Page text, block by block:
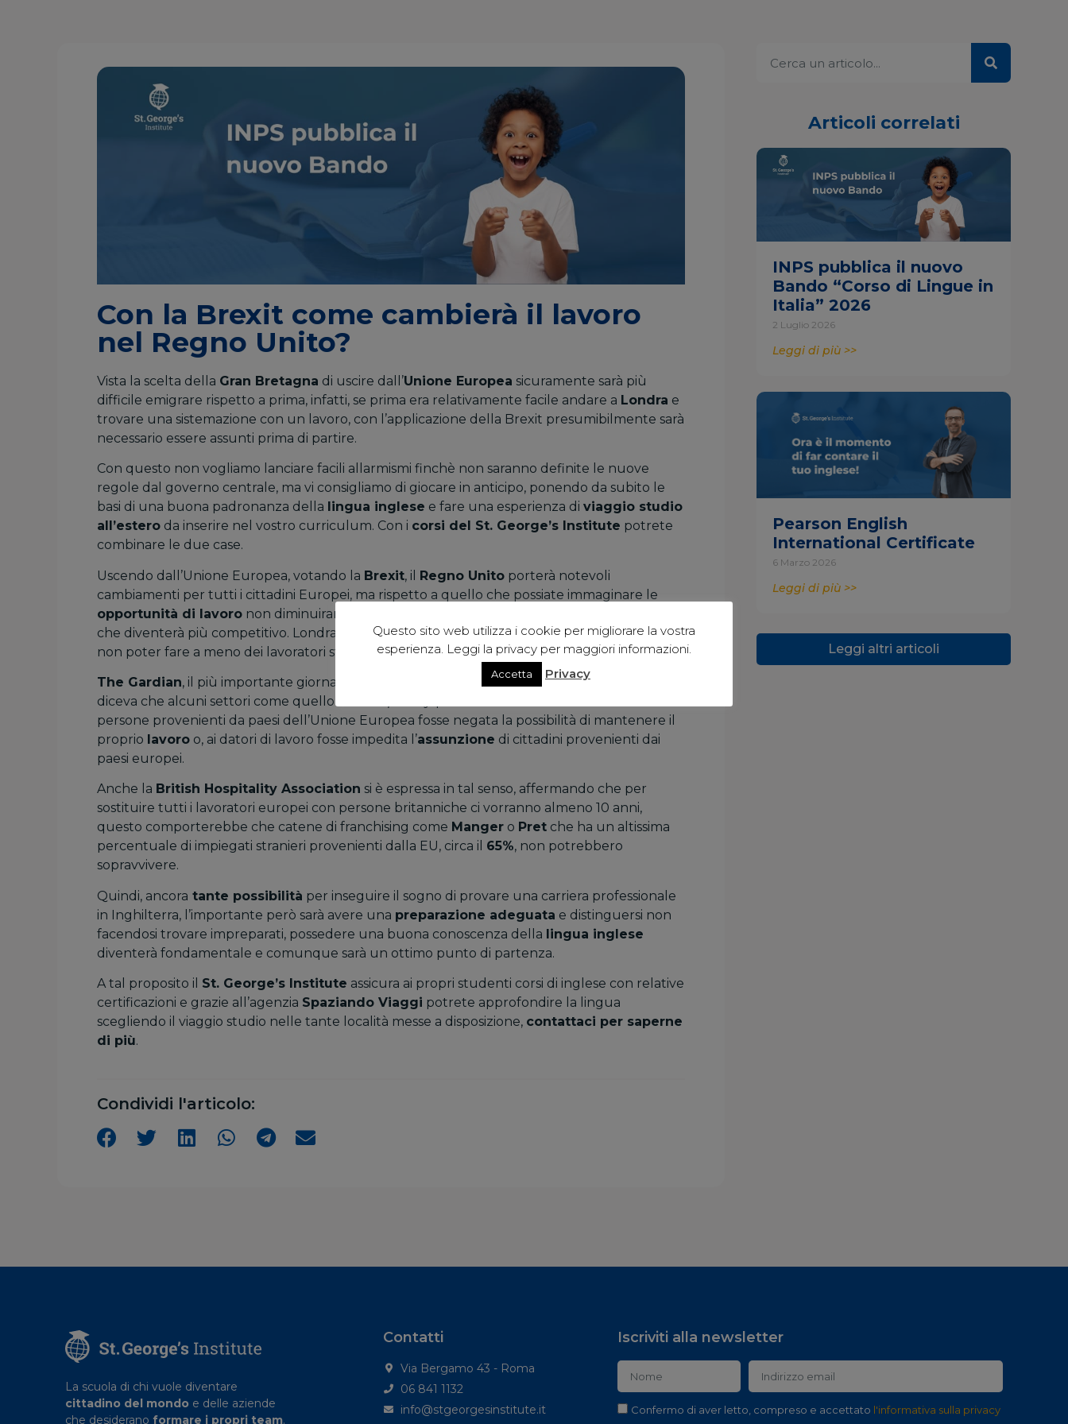
Con la Brexit come cambierà il lavoro
nel Regno Unito?
Vista la scelta della Gran Bretagna di uscire dall’Unione Europea sicuramente sarà più
difficile emigrare rispetto a prima, infatti, se prima era relativamente facile andare a Londra e
trovare una sistemazione con un lavoro, con l’applicazione della Brexit presumibilmente sarà
necessario essere assunti prima di partire.
Con questo non vogliamo lanciare facili allarmismi finchè non saranno definite le nuove
regole dal governo centrale, ma vi consigliamo di giocare in anticipo, ponendo da subito le
basi di una buona padronanza della lingua inglese e fare una esperienza di viaggio studio
all’estero da inserire nel vostro curriculum. Con i corsi del St. George’s Institute potrete
combinare le due case.
Uscendo dall’Unione Europea, votando la Brexit, il Regno Unito porterà notevoli
cambiamenti per tutti i cittadini Europei, ma rispetto a quello che possiate immaginare le
opportunità di lavoro non diminuiranno, ma si modificherà solamente il mercato del lavoro
che diventerà più competitivo. Londra, come tutte le città della Gran Bretagna continuerà a
non poter fare a meno dei lavoratori stranieri di qualsiasi professione.
The Gardian, il più importante giornale londinese, ha riportato di recente un articolo dove si
diceva che alcuni settori come quello dell’
persone provenienti da paesi dell’Unione Europea fosse negata la possibilità di mantenere il
proprio lavoro o, ai datori di lavoro fosse impedita l’assunzione di cittadini provenienti dai
paesi europei.
Anche la British Hospitality Association si è espressa in tal senso, affermando che per
sostituire tutti i lavoratori europei con persone britanniche ci vorranno almeno 10 anni,
questo comporterebbe che catene di franchising come Manger o Pret che ha un altissima
percentuale di impiegati stranieri provenienti dalla EU, circa il 65%, non potrebbero
sopravvivere.
Quindi, ancora tante possibilità per inseguire il sogno di provare una carriera professionale
in Inghilterra, l’importante però sarà avere una preparazione adeguata e distinguersi non
facendosi trovare impreparati, possedere una buona conoscenza della lingua inglese
diventerà fondamentale e comunque sarà un ottimo punto di partenza.
A tal proposito il St. George’s Institute assicura ai propri studenti corsi di inglese con relative
certificazioni e grazie all’agenzia Spaziando Viaggi potrete approfondire la lingua
scegliendo il viaggio studio nelle tante località messe a disposizione, contattaci per saperne
di più.
Condividi l'articolo:
Articoli correlati
INPS pubblica il nuovo
Bando “Corso di Lingue in
Italia” 2026
2 Luglio 2026
Leggi di più >>
Pearson English
International Certificate
6 Marzo 2026
Leggi di più >>
Leggi altri articoli
La scuola di chi vuole diventare
cittadino del mondo e delle aziende
che desiderano formare i propri team.
Contatti
Via Bergamo 43 - Roma
06 841 1132
info@stgeorgesinstitute.it
Iscriviti alla newsletter
Confermo di aver letto, compreso e accettato l'informativa sulla privacy
Questo sito web utilizza i cookie per migliorare la vostra
esperienza. Leggi la privacy per maggiori informazioni.
Accetta Privacy